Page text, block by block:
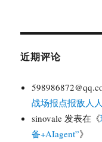
近期评论
战场报点报敌人
sinovale 发表在《
备+AIagent”》